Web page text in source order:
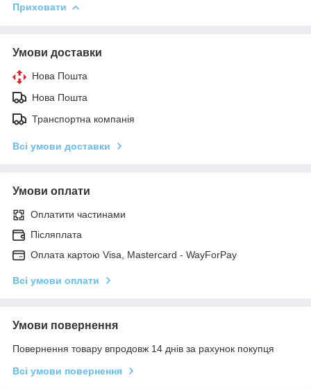
Приховати
Умови доставки
Нова Пошта
Нова Пошта
Транспортна компанія
Всі умови доставки
Умови оплати
Оплатити частинами
Післяплата
Оплата картою Visa, Mastercard - WayForPay
Всі умови оплати
Умови повернення
Повернення товару впродовж 14 днів за рахунок покупця
Всі умови повернення